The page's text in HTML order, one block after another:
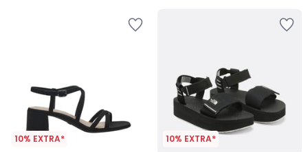
10% EXTRA* 10% EXTRA*